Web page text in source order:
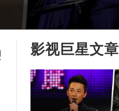
影视巨星文章